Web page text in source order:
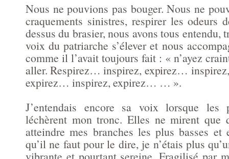
Nous ne pouvions pas bouger. Nous ne
craquements sinistres, respirer les odeurs
dessus du brasier, nous avons tous entendu,
voix du patriarche s’élever et nous
comme il l’avait toujours fait : « n’ayez
aller. Respirez… inspirez, expirez…
expirez… inspirez, expirez… … ».
J’entendais encore sa voix lorsque les
léchèrent mon tronc. Elles ne mirent que
atteindre mes branches les plus basses et
qu’il ne faut pour le dire, je n’étais plus